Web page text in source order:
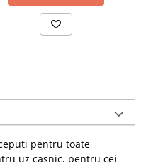
pentru toate
uz casnic, pentru cei